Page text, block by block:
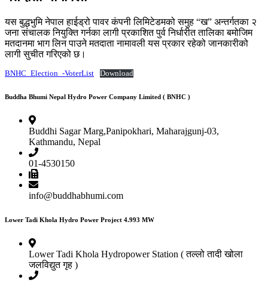
यस बुद्धभुमि नेपाल हाईड्रो पावर कंपनी लिमिटेडमको समुह “ख” अन्तर्गतका २
जना संचालक नियुक्ति गर्नका लागी प्रकाशित पुर्व निर्धारीत तालिका बमोजिम
मतदानमा भाग लिन पाउने मतदाता नामावली यस प्रकार रहेको जानकारीको
लागी सुचीत गरिएको छ।
BNHC_Election_-VoterList Download
Buddha Bhumi Nepal Hydro Power Company Limited ( BNHC )
Buddhi Sagar Marg,Panipokhari, Maharajgunj-03,
Kathmandu, Nepal
01-4530150
info@buddhabhumi.com
Lower Tadi Khola Hydro Power Project 4.993 MW
Lower Tadi Khola Hydropower Station ( तल्लो तादी खोला
जलविद्युत गृह )